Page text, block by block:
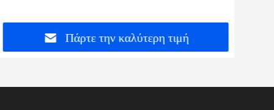
Πάρτε την καλύτερη τιμή